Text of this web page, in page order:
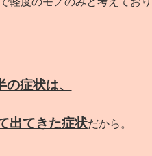
の症状は、
出てきた症状だから。